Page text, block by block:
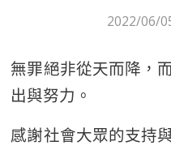
2022/06/
無罪絕非從天而降，
出與努力。
感謝社會大眾的支持